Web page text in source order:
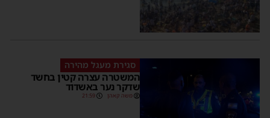
סגירת מעגל מהירה
המשטרה עצרה קטין בחשד
שדקר נער באשדוד
משה קאהן 21:59